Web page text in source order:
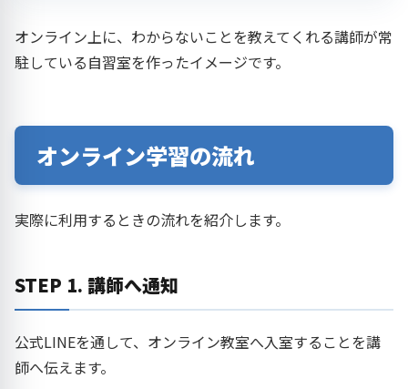
オンライン上に、わからないことを教えてくれる講師が常
駐している自習室を作ったイメージです。
オンライン学習の流れ
実際に利用するときの流れを紹介します。
STEP 1. 講師へ通知
公式LINEを通して、オンライン教室へ入室することを講
師へ伝えます。